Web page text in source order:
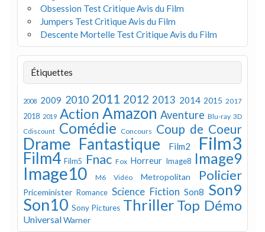
Obsession Test Critique Avis du Film
Jumpers Test Critique Avis du Film
Descente Mortelle Test Critique Avis du Film
Étiquettes
2008 2009 2010 2011 2012 2013 2014 2015 2017
2018 2019 Action Amazon Aventure Blu-ray 3D
Cdiscount Comédie Concours Coup de Coeur
Drame Fantastique Film2 Film3
Film4 Film5 Fnac Fox Horreur Image8 Image9
Image10 M6 Vidéo Metropolitan Policier
Priceminister Romance Science Fiction Son8 Son9
Son10 Sony Pictures Thriller Top Démo
UniversalWarner